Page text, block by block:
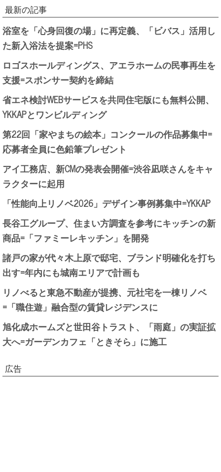
最新の記事
浴室を「心身回復の場」に再定義、「ビバス」活用し
た新入浴法を提案=PHS
ロゴスホールディングス、アエラホームの民事再生を
支援=スポンサー契約を締結
省エネ検討WEBサービスを共同住宅版にも無料公開、
YKKAPとワンビルディング
第22回「家やまちの絵本」コンクールの作品募集中=
応募者全員に色鉛筆プレゼント
アイ工務店、新CMの発表会開催=渋谷凪咲さんをキャ
ラクターに起用
「性能向上リノベ2026」デザイン事例募集中=YKKAP
長谷工グループ、住まい方調査を参考にキッチンの新
商品=「ファミーレキッチン」を開発
諸戸の家が代々木上原で邸宅、ブランド明確化を打ち
出す=年内にも城南エリアで計画も
リノべると東急不動産が提携、元社宅を一棟リノベ
=「職住遊」融合型の賃貸レジデンスに
旭化成ホームズと世田谷トラスト、「雨庭」の実証拡
大へ=ガーデンカフェ「ときそら」に施工
広告